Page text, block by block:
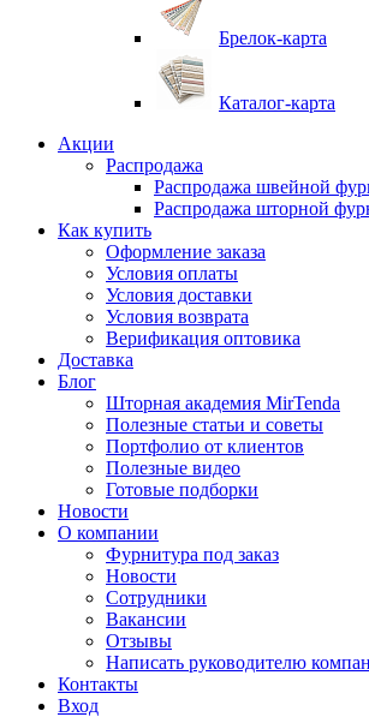
Брелок-карта
Каталог-карта
Акции
Распродажа
Распродажа швейной
Распродажа шторной
Как купить
Оформление заказа
Условия оплаты
Условия доставки
Условия возврата
Верификация оптовика
Доставка
Блог
Шторная академия MirTenda
Полезные статьи и советы
Портфолио от клиентов
Полезные видео
Готовые подборки
Новости
О компании
Фурнитура под заказ
Новости
Сотрудники
Вакансии
Отзывы
Написать руководителю
Контакты
Вход